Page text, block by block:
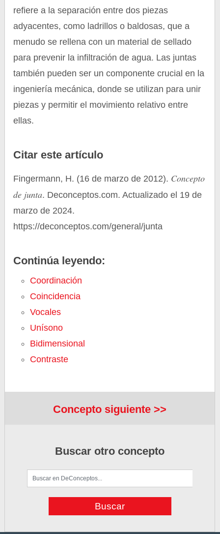
refiere a la separación entre dos piezas
adyacentes, como ladrillos o baldosas, que a
menudo se rellena con un material de sellado
para prevenir la infiltración de agua. Las juntas
también pueden ser un componente crucial en la
ingeniería mecánica, donde se utilizan para unir
piezas y permitir el movimiento relativo entre
ellas.
Citar este artículo
Fingermann, H. (16 de marzo de 2012). Concepto
de junta. Deconceptos.com. Actualizado el 19 de
marzo de 2024.
https://deconceptos.com/general/junta
Continúa leyendo:
Coordinación
Coincidencia
Vocales
Unísono
Bidimensional
Contraste
Concepto siguiente >>
Buscar otro concepto